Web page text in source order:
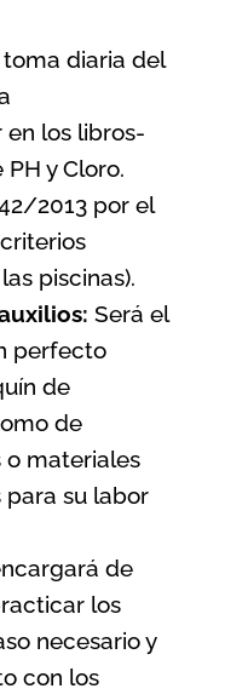
toma diaria del
los libros-
y Cloro.
2013 por el
piscinas).
Será el
perfecto
de
de
o materiales
para su labor
de
los
necesario y
con los